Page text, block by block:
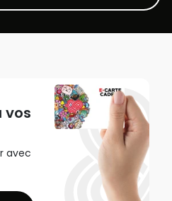
vos
avec